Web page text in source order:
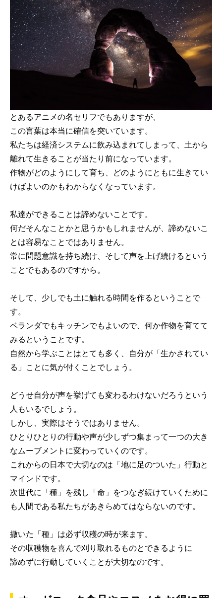
とあるアニメの名セリフでもありますが、
この言葉は本当に確信を突いています。
私たちは経済システムに飲み込まれてしまって、土から
離れて生きることが当たり前になっています。
作物がどのようにして育ち、どのようにともに生きてい
けばよいのかもわからなくなっています。
私達ができることは諦めないことです。
何だそんなことかと思うかもしれませんが、諦めないこ
とは容易なことではありません。
常に問題意識を持ち続け、そして声を上げ続けるという
ことでもあるのですから。
そして、少しでも土に触れる時間を作るということで
す。
ベランダでもキッチンでもよいので、何か作物を育てて
みるということです。
自然から学ぶことはとても多く、自分が「生かされてい
る」ことに気が付くことでしょう。
どうせ自分が声を挙げても変わるわけないだろうという
人もいるでしょう。
しかし、実際はそうではありません。
ひとりひとりの行動や声が少しずつ集まって一つの大き
なムーブメントに変わっていくのです。
これからの日本で大切なのは「地に足のついた」行動と
マインドです。
次世代に「種」を残し「命」をつなぎ続けていくために
も人間である私たちがあきらめてはならないのです。
撒いた「種」は必ず収穫の時が来ます。
その収穫物を喜んで刈り取れるものとできるように
諦めずに行動していくことが大切なのです。